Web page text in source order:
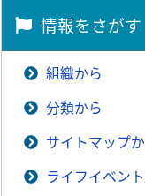
情報をさがす
組織から
分類から
サイトマップ
ライフイベン